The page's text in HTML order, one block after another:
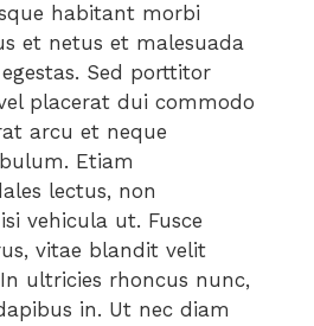
habitant morbi
et netus et malesuada
Sed porttitor
placerat dui commodo
arcu et neque
Etiam
lectus, non
vehicula ut. Fusce
vitae blandit velit
ultricies rhoncus nunc,
in. Ut nec diam